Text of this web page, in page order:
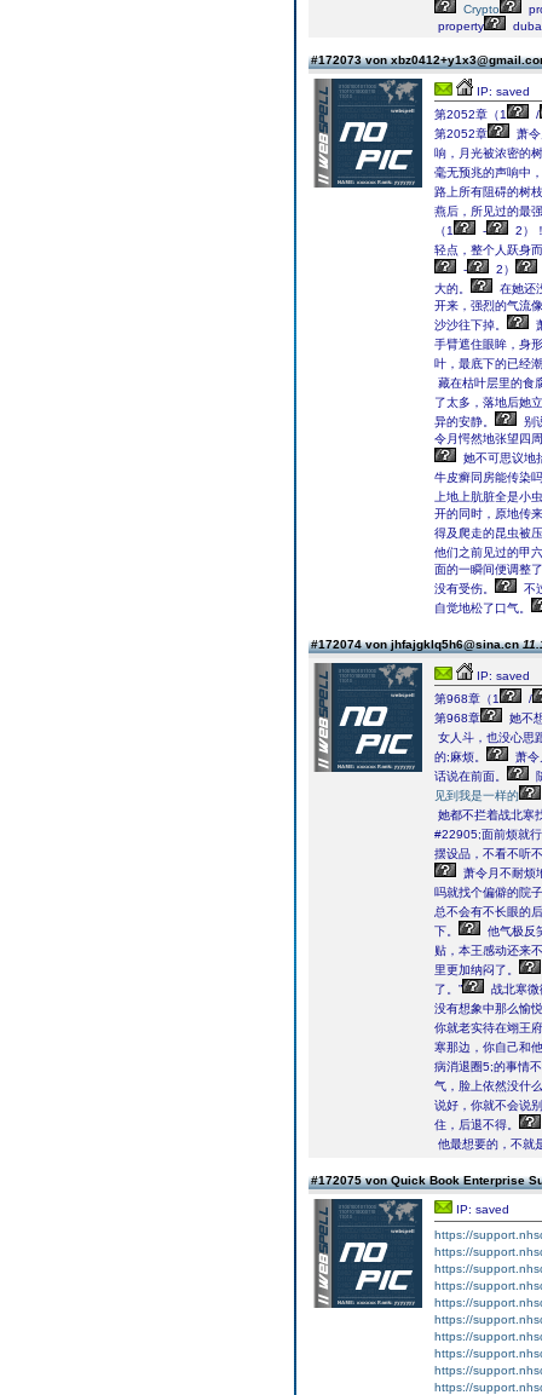
Crypto
property
#172073 von
IP: saved
第2052章（1
/
第2052章
萧
响，月光被浓密的
毫无预兆的声响中
路上所有阻碍的树
燕后，所见过的最
（1
-
2）
轻点，整个人跃身
-
2）
大的。
在她还
开来，强烈的气流
沙沙往下掉。
手臂遮住眼眸，身
叶，最底下的已经
藏在枯叶层里的食
了太多，落地后她
异的安静。
别
令月愕然地张望四
她不可思议地
牛皮癣同房能传染
上地上肮脏全是小
开的同时，原地传
得及爬走的昆虫被
他们之前见过的甲
面的一瞬间便调整
没有受伤。
不
自觉地松了口气。
#172074 von jhfajgklq5h6@sina.cn
IP: saved
第968章（1
/
第968章
她不
女人斗，也没心思
的;麻烦。
萧令
话说在前面。
见到我是一样的
她都不拦着战北寒
#22905;面前烦就
摆设品，不看不听
萧令月不耐烦
吗就找个偏僻的院
总不会有不长眼的
下。
他气极反
贴，本王感动还来
里更加纳闷了。
了。”
战北寒
没有想象中那么愉
你就老实待在翊王
寒那边，你自己和
病消退圈5;的事情
气，脸上依然没什
说好，你就不会说
住，后退不得。
他最想要的，不就
#172075 von Quick Book Enterprise
IP: saved
https://
https://
https://
https://
https://
https://
https://
https://
https://
https://